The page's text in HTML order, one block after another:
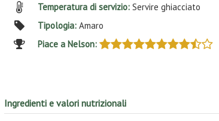
Temperatura di servizio: Servire ghiacciato
Tipologia: Amaro
Piace a Nelson:
Ingredienti e valori nutrizionali